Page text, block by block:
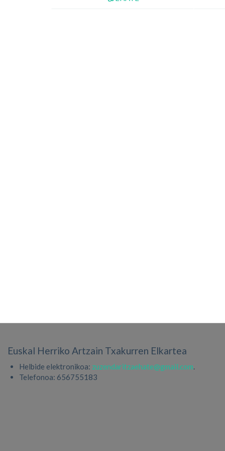
Euskal Herriko Artzain Txakurren Elkartea
Helbide elektronikoa: zuzendaritzaehate@gmail.com
Telefonoa: 656755183